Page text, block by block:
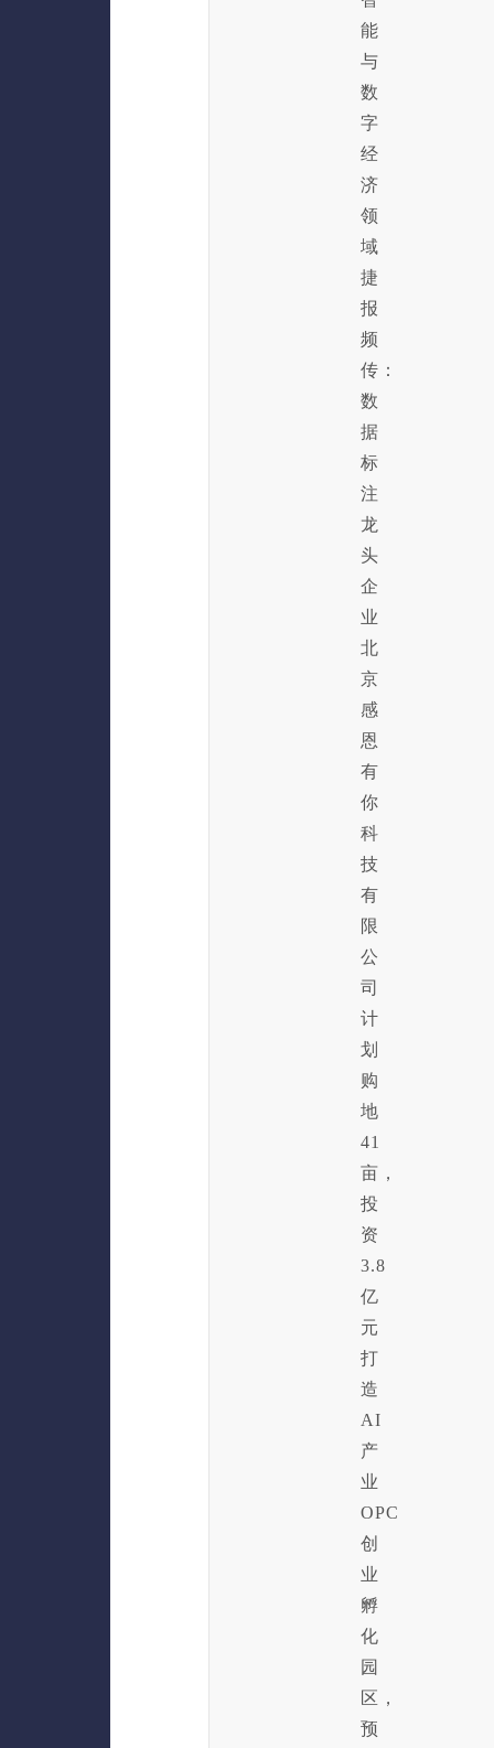
能
与
数
字
经
济
领
域
捷
报
频
传：
数
据
标
注
龙
头
企
业
北
京
感
恩
有
你
科
技
有
限
公
司
计
划
购
地
41
亩，
投
资
3.8
亿
元
打
造
AI
产
业
OPC
创
业
孵
化
园
区，
预